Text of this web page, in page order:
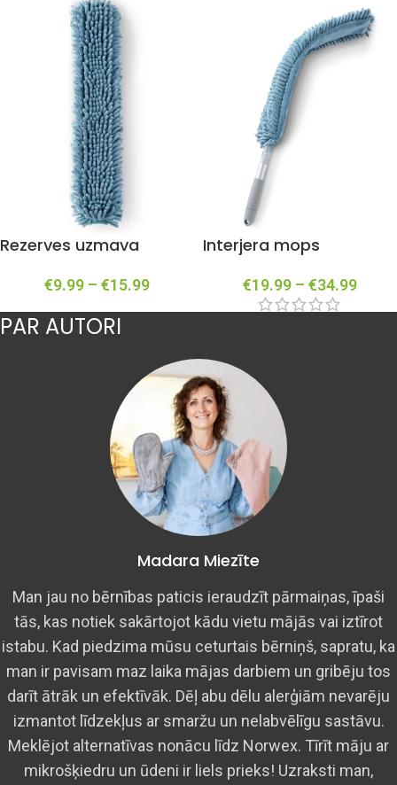
Rezerves uzmava
€9.99 – €15.99
Interjera mops
€19.99 – €34.99
PAR AUTORI
Madara Miezīte
Man jau no bērnības paticis ieraudzīt pārmaiņas, īpaši
tās, kas notiek sakārtojot kādu vietu mājās vai iztīrot
istabu. Kad piedzima mūsu ceturtais bērniņš, sapratu, ka
man ir pavisam maz laika mājas darbiem un gribēju tos
darīt ātrāk un efektīvāk. Dēļ abu dēlu alerģiām nevarēju
izmantot līdzekļus ar smaržu un nelabvēlīgu sastāvu.
Meklējot alternatīvas nonācu līdz Norwex. Tīrīt māju ar
mikrošķiedru un ūdeni ir liels prieks! Uzraksti man,